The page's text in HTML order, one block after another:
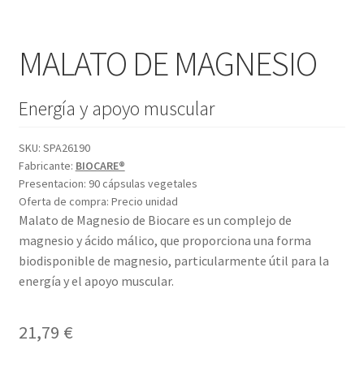
MALATO DE MAGNESIO
Energía y apoyo muscular
SKU: SPA26190
Fabricante: BIOCARE®
Presentacion: 90 cápsulas vegetales
Oferta de compra: Precio unidad
Malato de Magnesio de Biocare es un complejo de
magnesio y ácido málico, que proporciona una forma
biodisponible de magnesio, particularmente útil para la
energía y el apoyo muscular.
21,79 €